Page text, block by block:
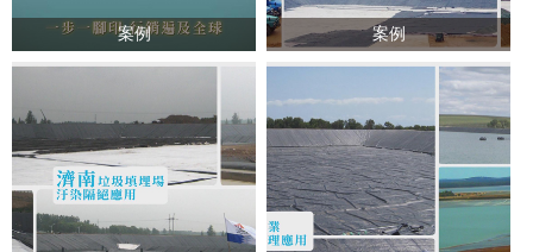
案例 案例